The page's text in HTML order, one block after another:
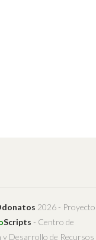
2026 - Proyecto
Scripts - Centro de
y Desarrollo de Recursos